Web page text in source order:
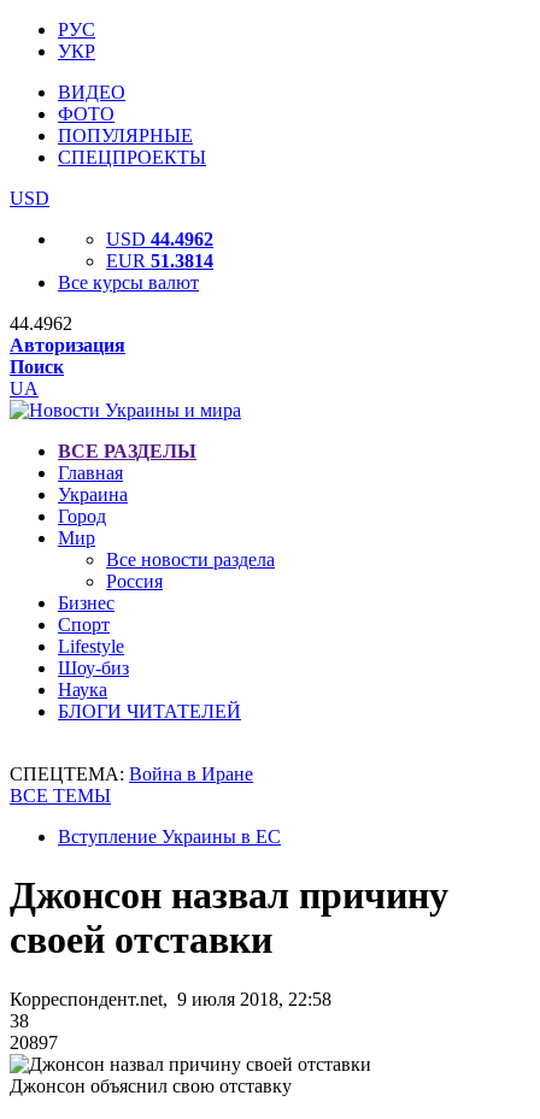
РУС
УКР
ВИДЕО
ФОТО
ПОПУЛЯРНЫЕ
СПЕЦПРОЕКТЫ
USD
USD 44.4962
EUR 51.3814
Все курсы валют
44.4962
Авторизация
Поиск
UA
ВСЕ РАЗДЕЛЫ
Главная
Украина
Город
Мир
Все новости раздела
Россия
Бизнес
Спорт
Lifestyle
Шоу-биз
Наука
БЛОГИ ЧИТАТЕЛЕЙ
СПЕЦТЕМА: Война в Иране
ВСЕ ТЕМЫ
Вступление Украины в ЕС
Джонсон назвал причину
своей отставки
Корреспондент.net, 9 июля 2018, 22:58
38
20897
Джонсон объяснил свою отставку